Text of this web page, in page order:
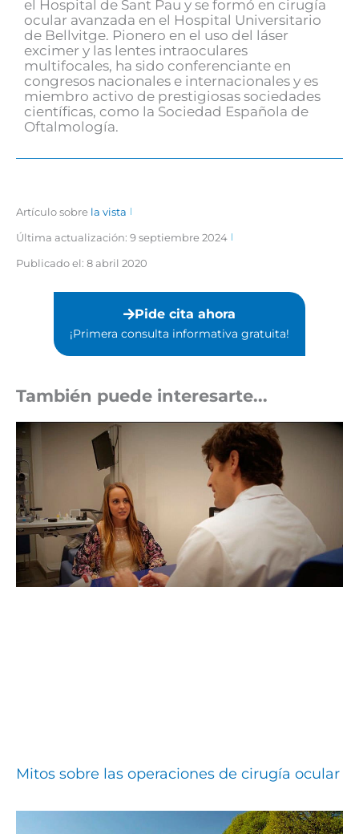
el Hospital de Sant Pau y se formó en cirugía
ocular avanzada en el Hospital Universitario
de Bellvitge. Pionero en el uso del láser
excimer y las lentes intraoculares
multifocales, ha sido conferenciante en
congresos nacionales e internacionales y es
miembro activo de prestigiosas sociedades
científicas, como la Sociedad Española de
Oftalmología.
Artículo sobre la vista
Última actualización: 9 septiembre 2024
Publicado el: 8 abril 2020
Pide cita ahora
¡Primera consulta informativa gratuita!⁣
También puede interesarte...
Mitos sobre las operaciones de cirugía ocular